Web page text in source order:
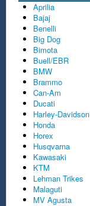
Aprilia
Bajaj
Benelli
Big Dog
Bimota
Buell/EBR
BMW
Brammo
Can-Am
Ducati
Harley-Davidson
Honda
Horex
Husqvarna
Kawasaki
KTM
Lehman Trikes
Malaguti
MV Agusta